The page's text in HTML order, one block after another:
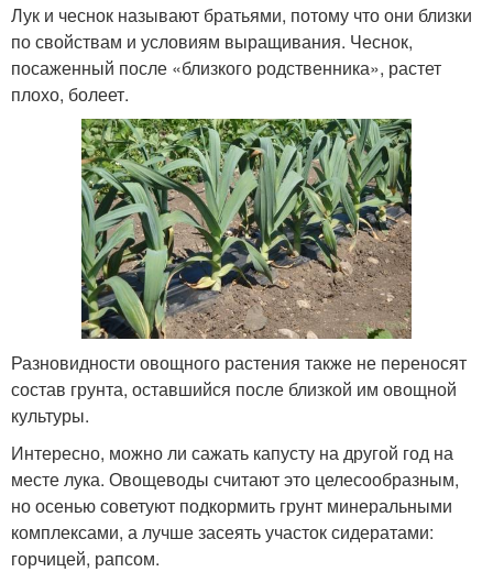
Лук и чеснок называют братьями, потому что они близки
по свойствам и условиям выращивания. Чеснок,
посаженный после «близкого родственника», растет
плохо, болеет.
Разновидности овощного растения также не переносят
состав грунта, оставшийся после близкой им овощной
культуры.
Интересно, можно ли сажать капусту на другой год на
месте лука. Овощеводы считают это целесообразным,
но осенью советуют подкормить грунт минеральными
комплексами, а лучше засеять участок сидератами:
горчицей, рапсом.